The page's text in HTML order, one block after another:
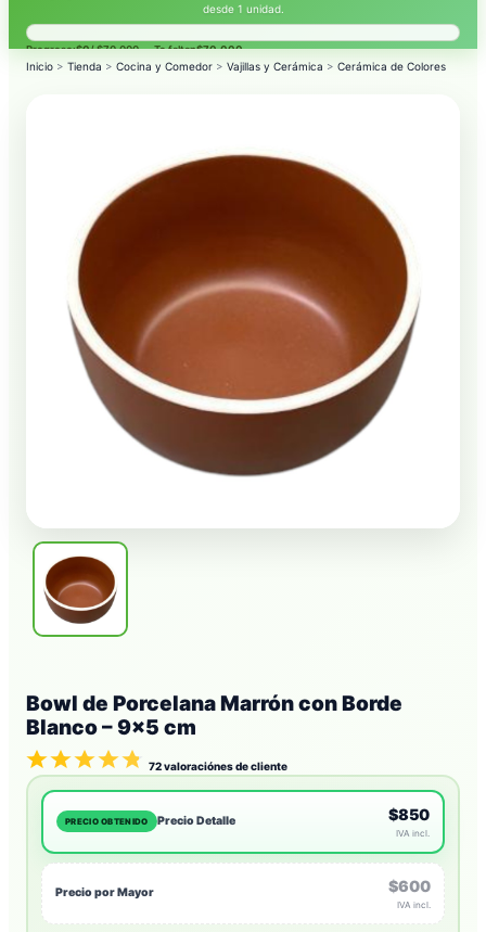
desde 1 unidad.
Progreso:$0/ $70.000 — Te faltan$70.000.
Inicio > Tienda > Cocina y Comedor > Vajillas y Cerámica > Cerámica de Colores
Bowl de Porcelana Marrón con Borde
Blanco – 9×5 cm
72valoraciónes de cliente
PRECIO OBTENIDO Precio Detalle $850
IVA incl.
Precio por Mayor $600
IVA incl.